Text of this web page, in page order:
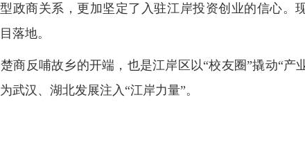
型政商关系，更加坚定了入驻江岸投资创业的信心
落地。
商反哺故乡的开端，也是江岸区以“校友圈”撬动“
武汉、湖北发展注入“江岸力量”。